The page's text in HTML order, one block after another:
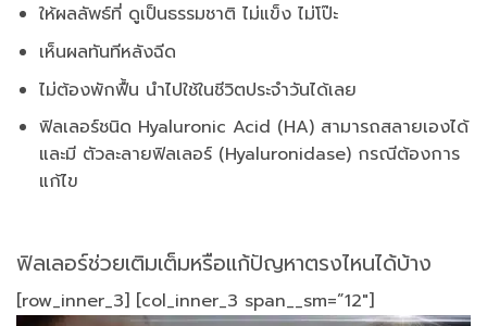
ให้ผลลัพธ์ที่ ดูเป็นธรรมชาติ ไม่แข็ง ไม่โป๊ะ
เห็นผลทันทีหลังฉีด
ไม่ต้องพักฟื้น นำไปใช้ในชีวิตประจำวันได้เลย
ฟิลเลอร์ชนิด Hyaluronic Acid (HA) สามารถสลายเองได้
และมี ตัวละลายฟิลเลอร์ (Hyaluronidase) กรณีต้องการ
แก้ไข
ฟิลเลอร์ช่วยเติมเต็มหรือแก้ปัญหาตรงไหนได้บ้าง
[row_inner_3] [col_inner_3 span__sm=”12″]